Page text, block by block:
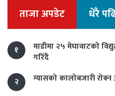
ताजा अपडेट धेरै
१
माडीमा २५ मेघावाटको
गरिँदै
२
ग्यासको कालोबजारी रोक्न